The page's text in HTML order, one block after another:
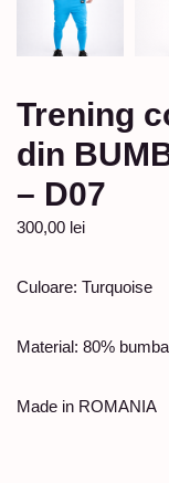
Trening
din
– D07
300,00 lei
Culoare: Turquoise
Material: 80%
Made in ROMANIA